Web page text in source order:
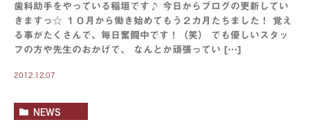
歯科助手をやっている稲垣です♪ 今日からブログの更新してい
きますっ☆ １０月から働き始めてもう２カ月たちました！ 覚え
る事がたくさんで、毎日奮闘中です！（笑） でも優しいスタッ
フの方や先生のおかげで、 なんとか頑張ってい […]
2012.12.07
NEWS